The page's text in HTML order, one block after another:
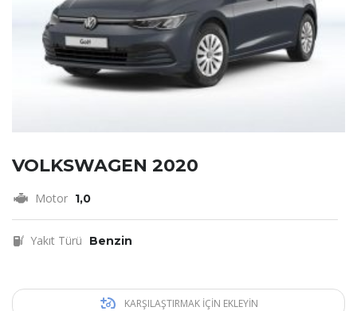
VOLKSWAGEN 2020
Motor 1,0
Yakıt Türü Benzin
KARŞILAŞTIRMAK IÇIN EKLEYIN